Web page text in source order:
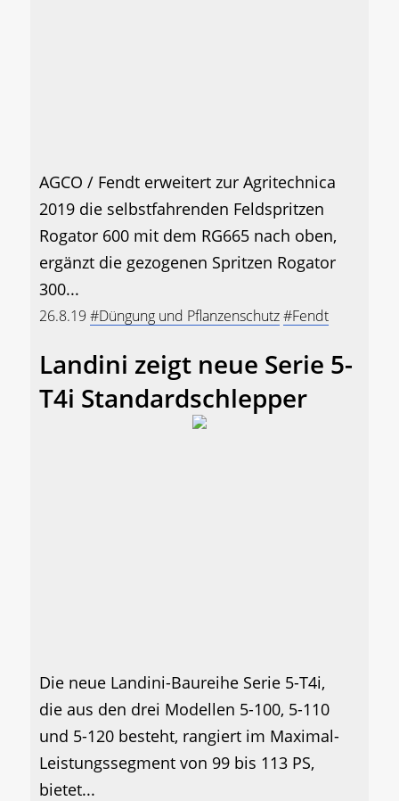
AGCO / Fendt erweitert zur Agritechnica
2019 die selbstfahrenden Feldspritzen
Rogator 600 mit dem RG665 nach oben,
ergänzt die gezogenen Spritzen Rogator
300...
26.8.19 #Düngung und Pflanzenschutz#Fendt
Landini zeigt neue Serie 5-
T4i Standardschlepper
Die neue Landini-Baureihe Serie 5-T4i,
die aus den drei Modellen 5-100, 5-110
und 5-120 besteht, rangiert im Maximal-
Leistungssegment von 99 bis 113 PS,
bietet...